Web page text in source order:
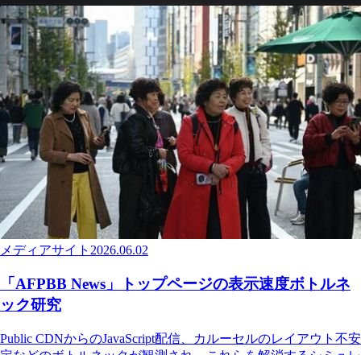
メディアサイト 2026.06.02
「AFPBB News」トップページの表示速度ボトルネ
ック研究
Public CDNからのJavaScript配信、カルーセルのレイアウト不安